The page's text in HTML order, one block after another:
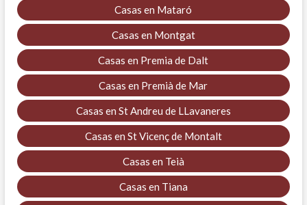
Casas en Mataró
Casas en Montgat
Casas en Premia de Dalt
Casas en Premià de Mar
Casas en St Andreu de LLavaneres
Casas en St Vicenç de Montalt
Casas en Teià
Casas en Tiana